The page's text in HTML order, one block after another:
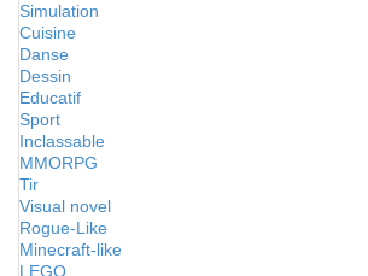
Simulation
Cuisine
Danse
Dessin
Educatif
Sport
Inclassable
MMORPG
Tir
Visual novel
Rogue-Like
Minecraft-like
LEGO